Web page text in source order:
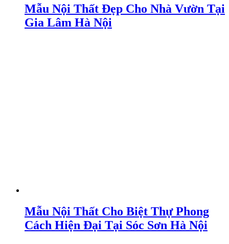
Mẫu Nội Thất Đẹp Cho Nhà Vườn Tại
Gia Lâm Hà Nội
Mẫu Nội Thất Cho Biệt Thự Phong
Cách Hiện Đại Tại Sóc Sơn Hà Nội